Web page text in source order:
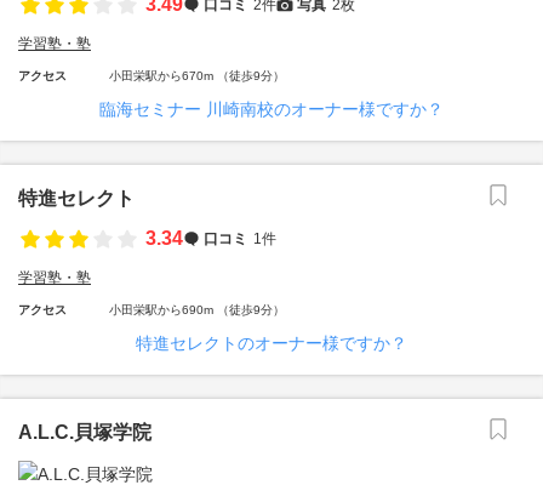
3.49 口コミ 2件 写真 2枚
学習塾・塾
アクセス 小田栄駅から670m （徒歩9分）
臨海セミナー 川崎南校のオーナー様ですか？
特進セレクト
3.34
口コミ 1件
学習塾・塾
アクセス 小田栄駅から690m （徒歩9分）
特進セレクトのオーナー様ですか？
A.L.C.貝塚学院